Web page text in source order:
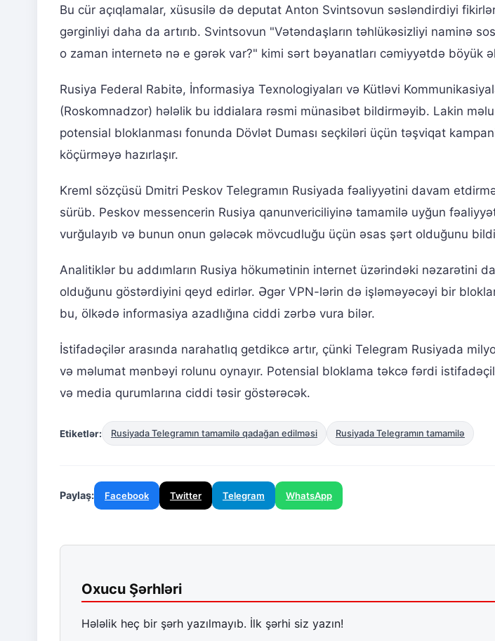
Bu cür açıqlamalar, xüsusilə də deputat Anton Svintsovun səsləndirdiyi
gərginliyi daha da artırıb. Svintsovun "Vətəndaşların təhlükəsizliyi naminə
o zaman internetə nə e gərək var?" kimi sərt bəyanatları cəmiyyətdə böyük
Rusiya Federal Rabitə, İnformasiya Texnologiyaları və Kütləvi
(Roskomnadzor) hələlik bu iddialara rəsmi münasibət bildirməyib. Lakin
potensial bloklanması fonunda Dövlət Duması seçkiləri üçün təşviqat
köçürməyə hazırlaşır.
Kreml sözçüsü Dmitri Peskov Telegramın Rusiyada fəaliyyətini davam
sürüb. Peskov messencerin Rusiya qanunvericiliyinə tamamilə uyğun
vurğulayıb və bunun onun gələcək mövcudluğu üçün əsas şərt olduğunu
Analitiklər bu addımların Rusiya hökumətinin internet üzərindəki nəzarətini
olduğunu göstərdiyini qeyd edirlər. Əgər VPN-lərin də işləməyəcəyi bir
bu, ölkədə informasiya azadlığına ciddi zərbə vura bilər.
İstifadəçilər arasında narahatlıq getdikcə artır, çünki Telegram Rusiyada
və məlumat mənbəyi rolunu oynayır. Potensial bloklama təkcə fərdi
və media qurumlarına ciddi təsir göstərəcək.
Etiketlər: Rusiyada Telegramın tamamilə qadağan edilməsi Rusiyada Telegramın tamamilə
Paylaş: Facebook Twitter Telegram WhatsApp
Oxucu Şərhləri
Hələlik heç bir şərh yazılmayıb. İlk şərhi siz yazın!